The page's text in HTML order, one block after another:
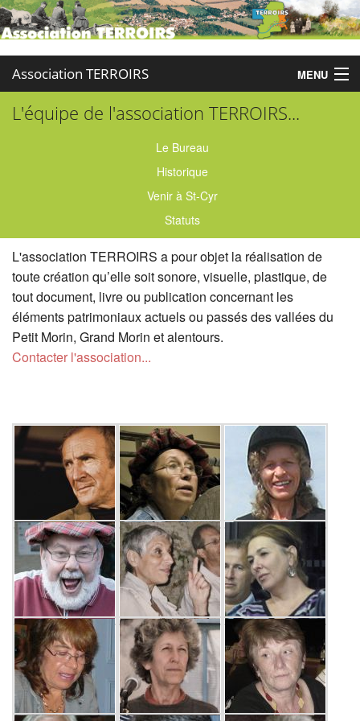
Association TERROIRS MENU
Accueil
Partenaires
Enquêtes
Contact
Boutique
L'équipe de l'association TERROIRS...
Le Bureau
Historique
Venir à St-Cyr
Statuts
L'association TERROIRS a pour objet la réalisation de
toute création qu’elle soit sonore, visuelle, plastique, de
tout document, livre ou publication concernant les
éléments patrimoniaux actuels ou passés des vallées du
Petit Morin, Grand Morin et alentours.
Contacter l'association...